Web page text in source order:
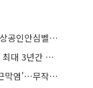
하
기
하
기
벨' 신청하세요
여…삶의 질 높인다
말고 '이것' 해보세요!